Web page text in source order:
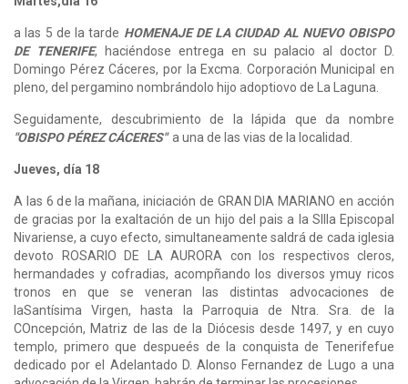
a las 5 de la tarde HOMENAJE DE LA CIUDAD AL NUEVO OBISPO
DE TENERIFE, haciéndose entrega en su palacio al doctor D.
Domingo Pérez Cáceres, por la Excma. Corporación Municipal en
pleno, del pergamino nombrándolo hijo adoptiovo de La Laguna.
Seguidamente, descubrimiento de la lápida que da nombre
"OBISPO PÉREZ CÁCERES"a una de las vias de la localidad.
Jueves, día 18
A las 6 de la mañana, iniciación de GRAN DIA MARIANO en acción
de gracias por la exaltación de un hijo del pais a la SIlla Episcopal
Nivariense, a cuyo efecto, simultaneamente saldrá de cada iglesia
devoto ROSARIO DE LA AURORA con los respectivos cleros,
hermandades y cofradias, acompñando los diversos ymuy ricos
tronos en que se veneran las distintas advocaciones de
laSantísima Virgen, hasta la Parroquia de Ntra. Sra. de la
COncepción, Matriz de las de la Diócesis desde 1497, y en cuyo
templo, primero que despueés de la conquista de Tenerifefue
dedicado por el Adelantado D. Alonso Fernandez de Lugo a una